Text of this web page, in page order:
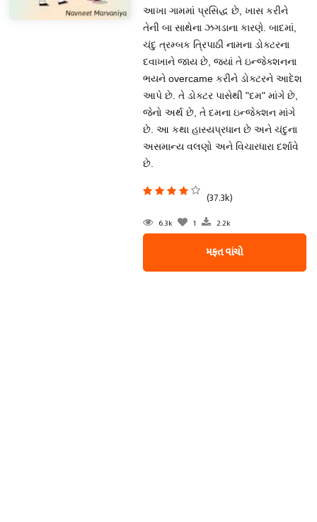
આખા ગામમાં પ્રસિદ્ધ છે, ખાસ કરીને
તેની બા સાથેના ઝગડાના કારણે. બાદમાં,
ચંદુ ત્રમ્બક ત્રિપાઠી નામના ડોક્ટરના
દવાખાને જાય છે, જ્યાં તે ઇન્જેક્શનના
ભયને overcame કરીને ડોક્ટરને આદેશ
આપે છે. તે ડોક્ટર પાસેથી "દમ" માંગે છે,
જેનો અર્થ છે, તે દમના ઇન્જેક્શન માંગે
છે. આ કથા હાસ્યપ્રધાન છે અને ચંદુના
અસમાન્ય વલણો અને વિચારધારા દર્શાવે
છે.
(37.3k)
6.3k 1 2.2k
મફત વાંચો